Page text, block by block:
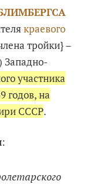
краевого
тройки} –
Западно-
участника
годов, на
СССР.
: